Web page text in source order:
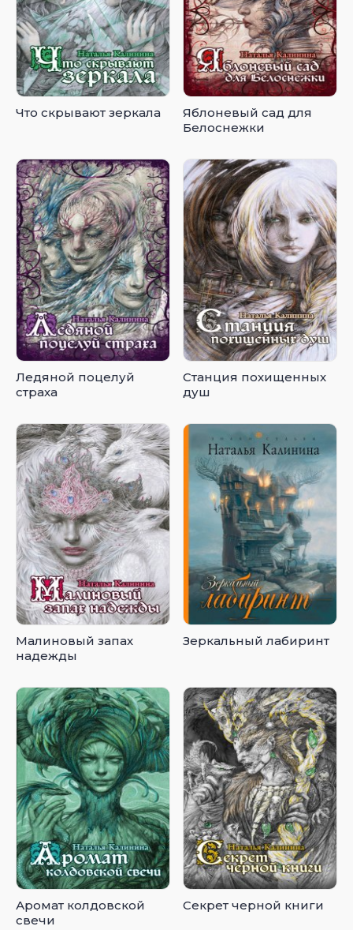
Что скрывают зеркала
Яблоневый сад для
Белоснежки
Ледяной поцелуй
страха
Станция похищенных
душ
Малиновый запах
надежды
Зеркальный лабиринт
Аромат колдовской
свечи
Секрет черной книги